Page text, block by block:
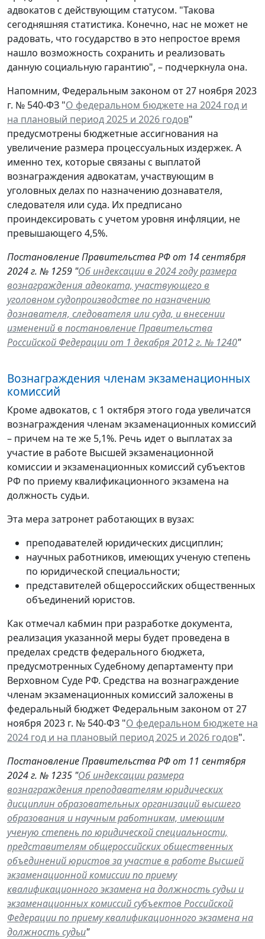
адвокатов с действующим статусом. "Такова
сегодняшняя статистика. Конечно, нас не может не
радовать, что государство в это непростое время
нашло возможность сохранить и реализовать
данную социальную гарантию", – подчеркнула она.
Напомним, Федеральным законом от 27 ноября 2023
г. № 540-ФЗ "О федеральном бюджете на 2024 год и
на плановый период 2025 и 2026 годов"
предусмотрены бюджетные ассигнования на
увеличение размера процессуальных издержек. А
именно тех, которые связаны с выплатой
вознаграждения адвокатам, участвующим в
уголовных делах по назначению дознавателя,
следователя или суда. Их предписано
проиндексировать с учетом уровня инфляции, не
превышающего 4,5%.
Постановление Правительства РФ от 14 сентября
2024 г. № 1259 "Об индексации в 2024 году размера
вознаграждения адвоката, участвующего в
уголовном судопроизводстве по назначению
дознавателя, следователя или суда, и внесении
изменений в постановление Правительства
Российской Федерации от 1 декабря 2012 г. № 1240"
Вознаграждения членам экзаменационных
комиссий
Кроме адвокатов, с 1 октября этого года увеличатся
вознаграждения членам экзаменационных комиссий
– причем на те же 5,1%. Речь идет о выплатах за
участие в работе Высшей экзаменационной
комиссии и экзаменационных комиссий субъектов
РФ по приему квалификационного экзамена на
должность судьи.
Эта мера затронет работающих в вузах:
преподавателей юридических дисциплин;
научных работников, имеющих ученую степень
по юридической специальности;
представителей общероссийских общественных
объединений юристов.
Как отмечал кабмин при разработке документа,
реализация указанной меры будет проведена в
пределах средств федерального бюджета,
предусмотренных Судебному департаменту при
Верховном Суде РФ. Средства на вознаграждение
членам экзаменационных комиссий заложены в
федеральный бюджет Федеральным законом от 27
ноября 2023 г. № 540-ФЗ "О федеральном бюджете на
2024 год и на плановый период 2025 и 2026 годов".
Постановление Правительства РФ от 11 сентября
2024 г. № 1235 "Об индексации размера
вознаграждения преподавателям юридических
дисциплин образовательных организаций высшего
образования и научным работникам, имеющим
ученую степень по юридической специальности,
представителям общероссийских общественных
объединений юристов за участие в работе Высшей
экзаменационной комиссии по приему
квалификационного экзамена на должность судьи и
экзаменационных комиссий субъектов Российской
Федерации по приему квалификационного экзамена на
должность судьи"